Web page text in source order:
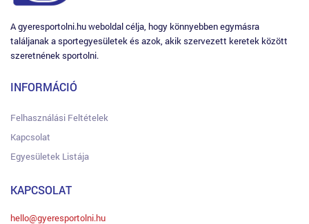
A gyeresportolni.hu weboldal célja, hogy könnyebben egymásra
találjanak a sportegyesületek és azok, akik szervezett keretek között
szeretnének sportolni.
INFORMÁCIÓ
Felhasználási Feltételek
Kapcsolat
Egyesületek Listája
KAPCSOLAT
hello@gyeresportolni.hu